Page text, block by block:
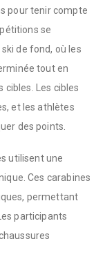
pour tenir compte
se
de fond, où les
tout en
cibles. Les cibles
et les athlètes
des points.
utilisent une
Ces carabines
permettant
participants